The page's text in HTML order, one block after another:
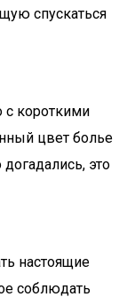
спускаться
с короткими
цвет болье
это
настоящие
соблюдать